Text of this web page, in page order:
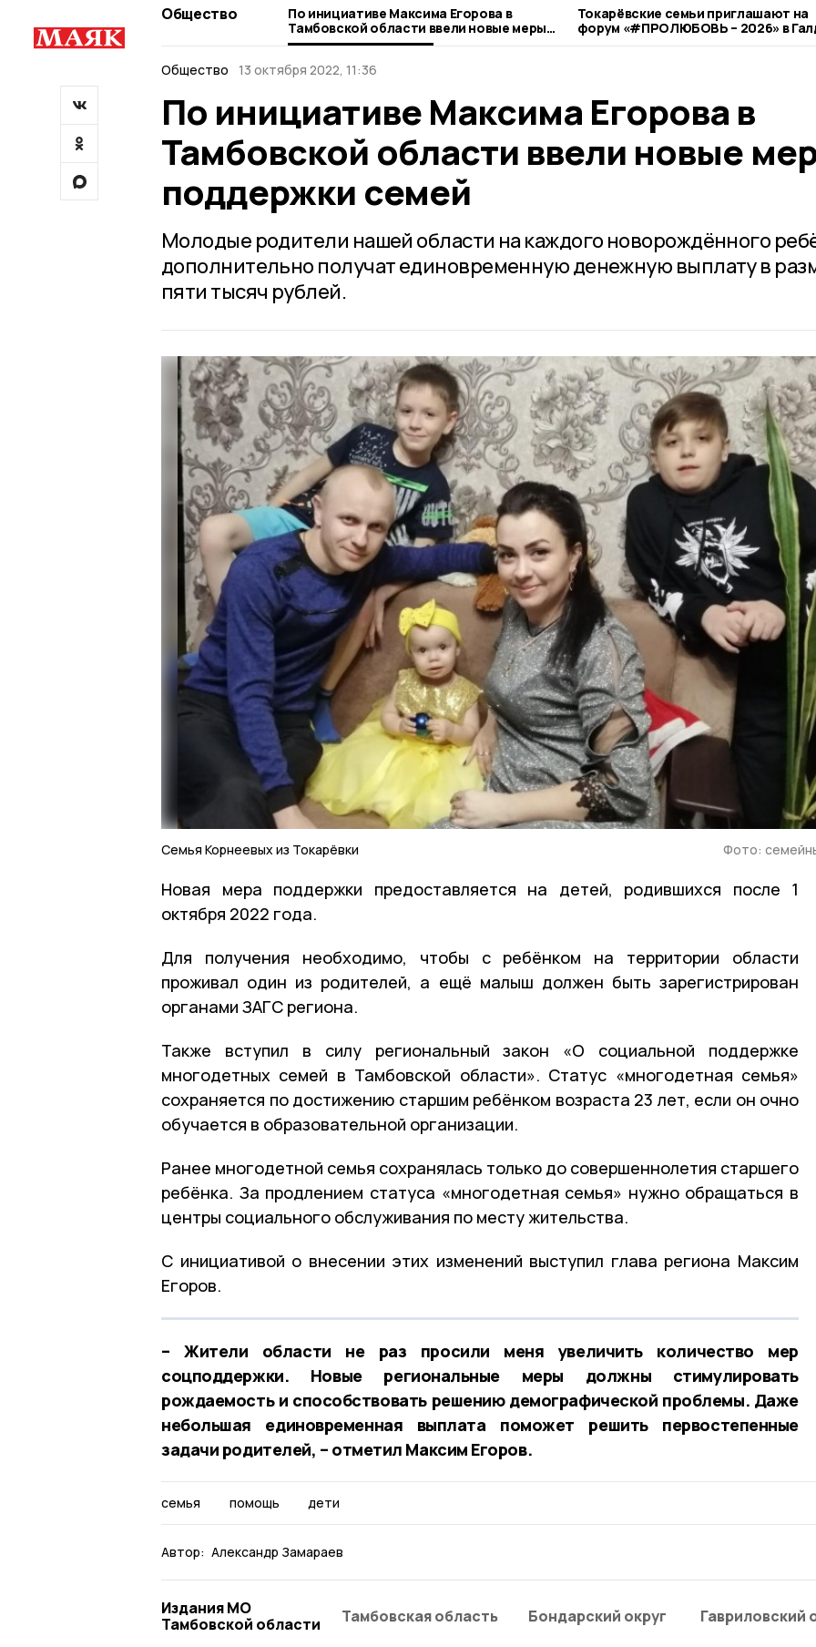
Общество
По инициативе Максима Егорова в
Тамбовской области ввели новые меры
поддержки семей
Токарёвские семьи приглашают на
форум «#ПРОЛЮБОВЬ – 2026» в
Общество
13 октября 2022, 11:36
По инициативе Максима Егорова в
Тамбовской области ввели новые
поддержки семей
Молодые родители нашей области на каждого новорождённого
дополнительно получат единовременную денежную выплату в
пяти тысяч рублей.
Семья Корнеевых из Токарёвки Фото:
Новая мера поддержки предоставляется на детей, родившихся после 1
октября 2022 года.
Для получения необходимо, чтобы с ребёнком на территории области
проживал один из родителей, а ещё малыш должен быть зарегистрирован
органами ЗАГС региона.
Также вступил в силу региональный закон «О социальной поддержке
многодетных семей в Тамбовской области». Статус «многодетная семья»
сохраняется по достижению старшим ребёнком возраста 23 лет, если он очно
обучается в образовательной организации.
Ранее многодетной семья сохранялась только до совершеннолетия старшего
ребёнка. За продлением статуса «многодетная семья» нужно обращаться в
центры социального обслуживания по месту жительства.
С инициативой о внесении этих изменений выступил глава региона Максим
Егоров.
– Жители области не раз просили меня увеличить количество мер
соцподдержки. Новые региональные меры должны стимулировать
рождаемость и способствовать решению демографической проблемы. Даже
небольшая единовременная выплата поможет решить первостепенные
задачи родителей, – отметил Максим Егоров.
семья помощь дети
Автор: Александр Замараев
Издания МО
Тамбовской области
Тамбовская область Бондарский округ Гавриловский